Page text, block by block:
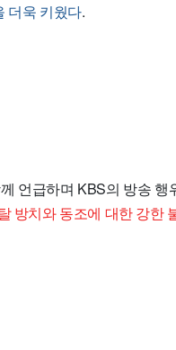
더욱 키웠다.
언급하며 KBS의 방송 행
방치와 동조에 대한 강한